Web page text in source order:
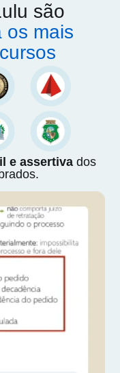
são
os mais
e assertivados